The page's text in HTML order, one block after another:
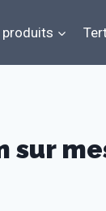
produits
sur